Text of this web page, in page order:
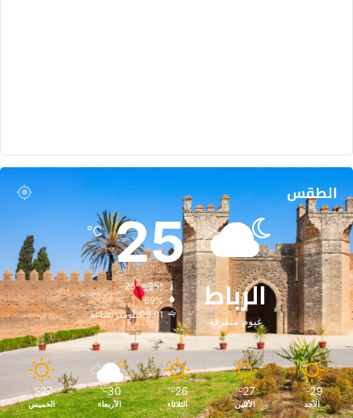
الطقس
الرباط
غيوم متفرقة
25
℃
25º - 25º
69%
3.01 كيلومتر/ساعة
29
℃
الأحد
27
℃
الأثنين
26
℃
الثلاثاء
30
℃
الأربعاء
27
℃
الخميس